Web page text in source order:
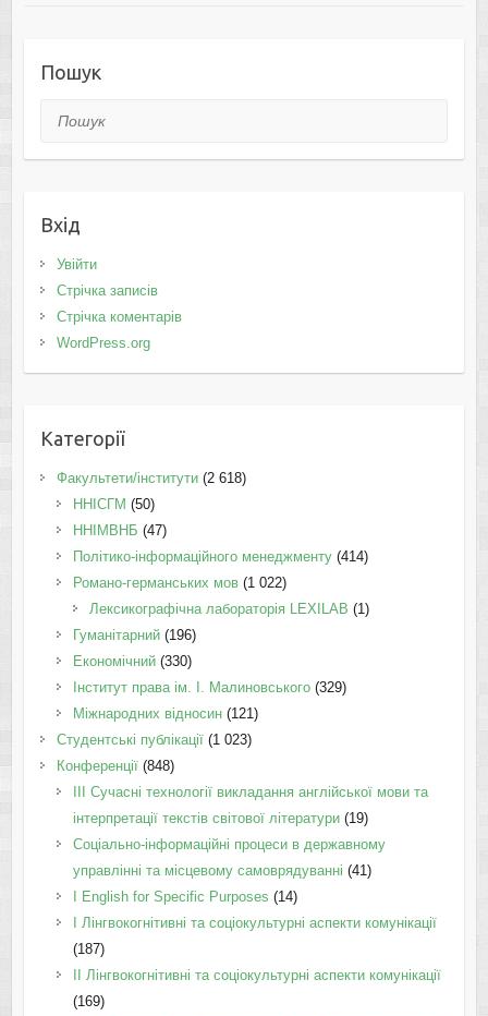
Пошук
Пошук
Вхід
Увійти
Стрічка записів
Стрічка коментарів
WordPress.org
Категорії
Факультети/інститути(2 618)
ННІСГМ (50)
ННІМВНБ (47)
Політико-інформаційного менеджменту(414)
Романо-германських мов(1 022)
Лексикографічна лабораторія LEXILAB (1)
Гуманітарний(196)
Економічний(330)
Інститут права ім. І. Малиновського(329)
Міжнародних відносин(121)
Студентські публікації(1 023)
Конференції(848)
III Сучасні технології викладання англійської мови та
інтерпретації текстів світової літератури(19)
Соціально-інформаційні процеси в державному
управлінні та місцевому самоврядуванні (41)
І English for Specific Purposes (14)
I Лінгвокогнітивні та соціокультурні аспекти комунікації
(187)
IІ Лінгвокогнітивні та соціокультурні аспекти комунікації
(169)